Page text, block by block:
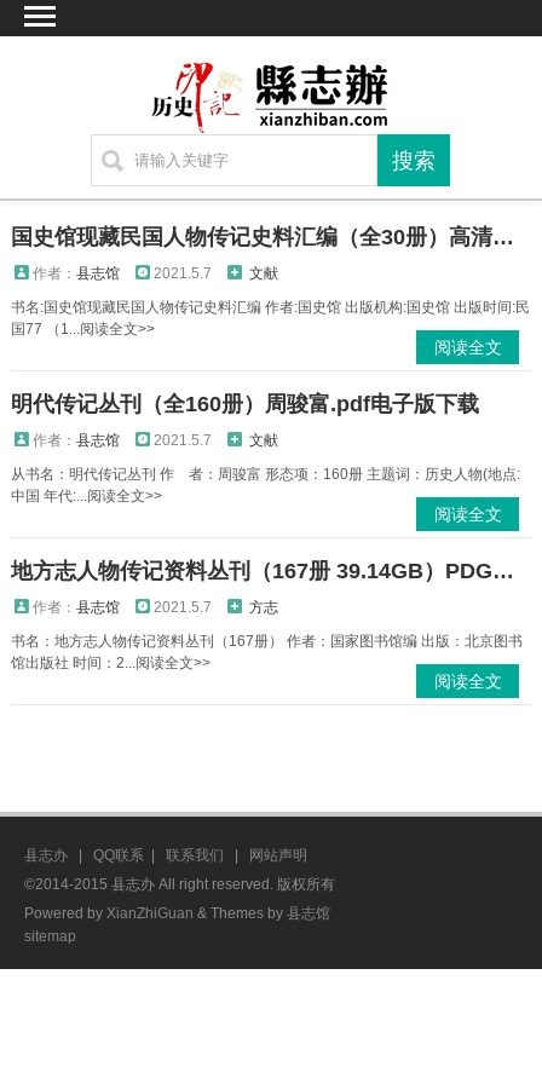
繁体字转换
国史馆现藏民国人物传记史料汇编（全30册）高清电子版
作者： 县志馆 2021.5.7
文献
书名:国史馆现藏民国人物传记史料汇编 作者:国史馆 出版机构:国史馆 出版时间:民
国77 （1...阅读全文>>
阅读全文
明代传记丛刊（全160册）周骏富.pdf电子版下载
作者： 县志馆 2021.5.7
文献
从书名：明代传记丛刊 作 者：周骏富 形态项：160册 主题词：历史人物(地点:
中国 年代:...阅读全文>>
阅读全文
地方志人物传记资料丛刊（167册 39.14GB）PDG电子版下载
作者： 县志馆 2021.5.7
方志
书名：地方志人物传记资料丛刊（167册） 作者：国家图书馆编 出版：北京图书
馆出版社 时间：2...阅读全文>>
阅读全文
县志办 QQ联系 联系我们
网站声明
©2014-2015 县志办 All right reserved. 版权所有
Powered by XianZhiGuan & Themes by 县志馆
sitemap